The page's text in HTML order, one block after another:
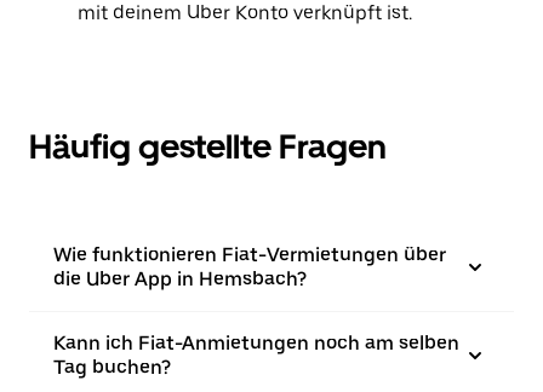
mit deinem Uber Konto verknüpft ist.
Häufig gestellte Fragen
Wie funktionieren Fiat-Vermietungen über
die Uber App in Hemsbach?
Kann ich Fiat-Anmietungen noch am selben
Tag buchen?